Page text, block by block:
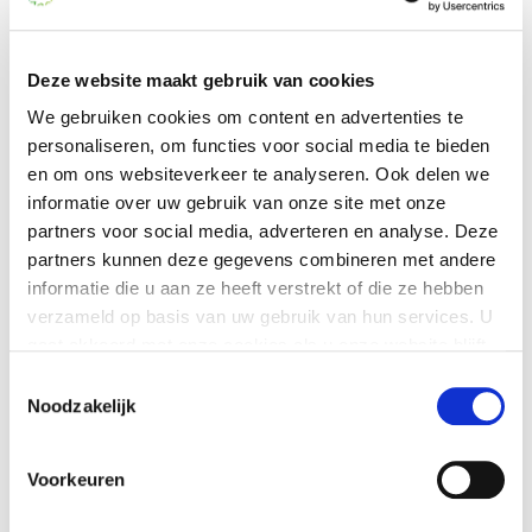
Deze website maakt gebruik van cookies
We gebruiken cookies om content en advertenties te
personaliseren, om functies voor social media te bieden
en om ons websiteverkeer te analyseren. Ook delen we
informatie over uw gebruik van onze site met onze
partners voor social media, adverteren en analyse. Deze
partners kunnen deze gegevens combineren met andere
informatie die u aan ze heeft verstrekt of die ze hebben
verzameld op basis van uw gebruik van hun services. U
Je kunt op elk moment je cookie-instellingen aanpassen
of je toestemming intrekken. Dit heeft geen gevolg voor
het rechtmatig gebruik van cookies voorafgaand aan
Noodzakelijk
Voorkeuren
Wat dacht u bijvoorbeeld van een
muzikale bijeenkomst, een optreden van Diva
Dichtbij of lid worden van de kookclub of
bloemschikken? U onderneemt de activiteiten
waar u van houdt.
Voor meer informatie kunt u altijd even
binnenwandelen bij de collega´s van het team
welzijn. Ook als u meer informatie wilt, of een
onze activiteiten!
Contact Uitbureau De Stichtse Hof